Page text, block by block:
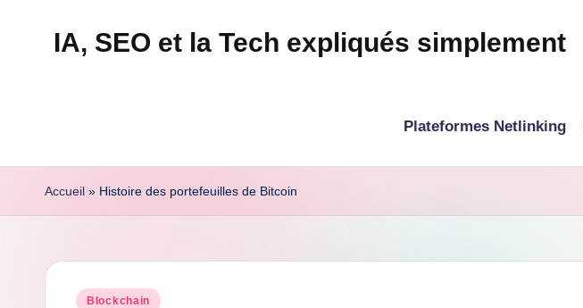
IA, SEO et la Tech expliqués simplement
tech.
Découvrez
Plateformes Netlinking
Accueil » Histoire des portefeuilles de Bitcoin
Posted
Blockchain